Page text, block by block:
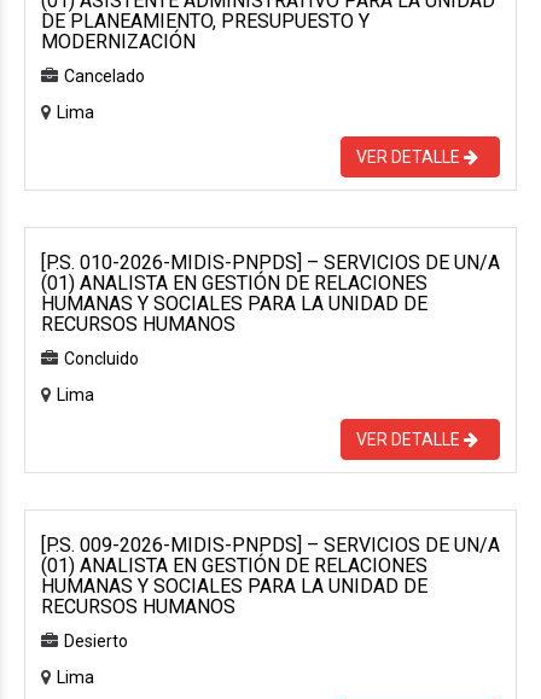
DE PLANEAMIENTO, PRESUPUESTO Y
MODERNIZACIÓN
Cancelado
Lima
VER DETALLE
[P.S. 010-2026-MIDIS-PNPDS] – SERVICIOS DE UN/A
(01) ANALISTA EN GESTIÓN DE RELACIONES
HUMANAS Y SOCIALES PARA LA UNIDAD DE
RECURSOS HUMANOS
Concluido
Lima
VER DETALLE
[P.S. 009-2026-MIDIS-PNPDS] – SERVICIOS DE UN/A
(01) ANALISTA EN GESTIÓN DE RELACIONES
HUMANAS Y SOCIALES PARA LA UNIDAD DE
RECURSOS HUMANOS
Desierto
Lima